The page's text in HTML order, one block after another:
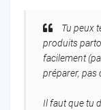
Tu peux
produits
facilement
préparer, pas
Il faut que tu